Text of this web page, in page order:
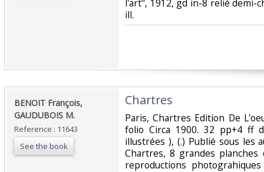
l'art", 1912, gd in-8 relié demi-
ill. ‎
‎BENOIT François,
GAUDUBOIS M.‎
Reference : 11643
See the book
‎Chartres‎
‎Paris, Chartres Edition De
folio Circa 1900. 32 pp+4 ff
illustrées ), (.) Publié sous les
Chartres, 8 grandes
reproductions